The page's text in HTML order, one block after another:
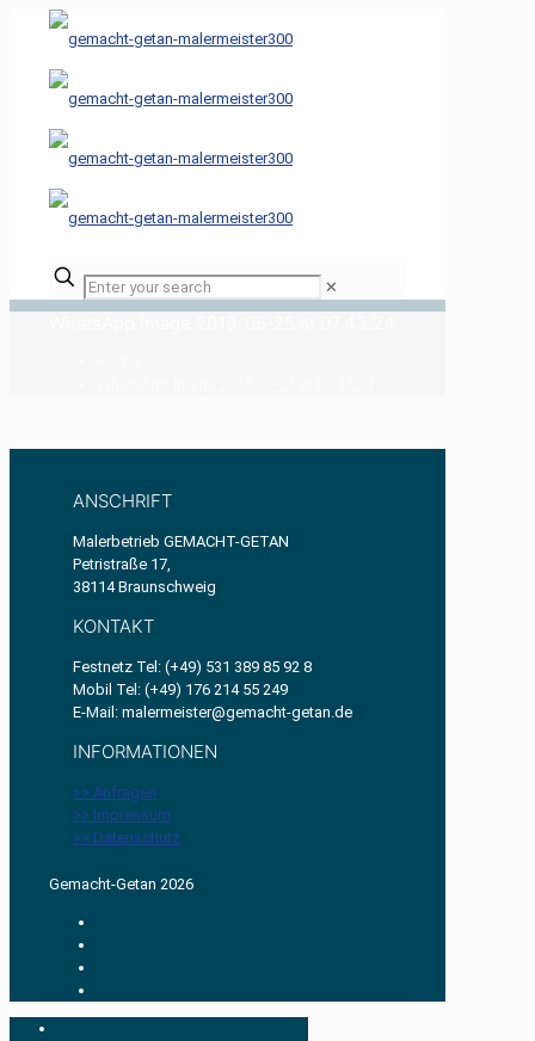
✕
ANSCHRIFT
Malerbetrieb GEMACHT-GETAN
Petristraße 17,
38114 Braunschweig
KONTAKT
Festnetz Tel: (+49) 531 389 85 92 8
Mobil Tel: (+49) 176 214 55 249
E-Mail: malermeister@gemacht-getan.de
INFORMATIONEN
>> Anfragen
>> Impressum
>> Datenschutz
Gemacht-Getan 2026